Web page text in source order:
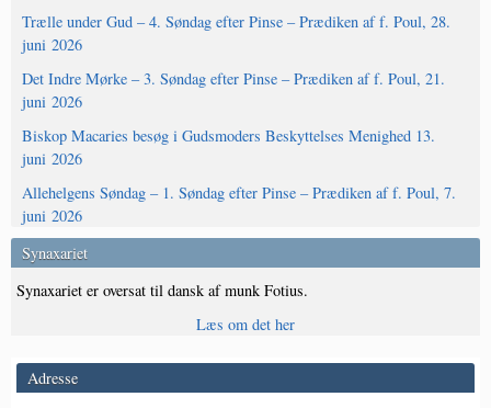
Trælle under Gud – 4. Søndag efter Pinse – Prædiken af f. Poul, 28.
juni 2026
Det Indre Mørke – 3. Søndag efter Pinse – Prædiken af f. Poul, 21.
juni 2026
Biskop Macaries besøg i Gudsmoders Beskyttelses Menighed 13.
juni 2026
Allehelgens Søndag – 1. Søndag efter Pinse – Prædiken af f. Poul, 7.
juni 2026
Synaxariet
Synaxariet er oversat til dansk af munk Fotius.
Læs om det her
Adresse